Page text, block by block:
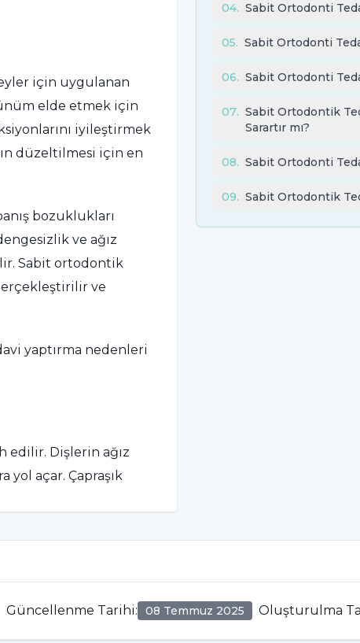
için uygulanan
elde etmek için
iyileştirmek
düzeltilmesi için en
bozuklukları
ve ağız
Sabit ortodontik
ve
yaptırma nedenleri
edilir. Dişlerin ağız
yol açar. Çapraşık
04. Sabit Ortodonti
05. Sabit Ortodonti
06. Sabit Ortodonti
07. Sabit Ortodontik
Sarartır mı?
08. Sabit Ortodonti
09. Sabit Ortodontik
Güncellenme Tarihi: 08 Temmuz 2025 Oluşturulma